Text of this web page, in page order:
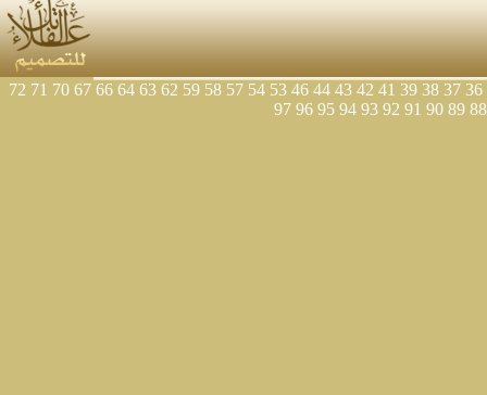
36
37
38
39
41
42
43
44
46
53
54
57
58
59
62
63
64
66
67
70
71
72
88
89
90
91
92
93
94
95
96
97